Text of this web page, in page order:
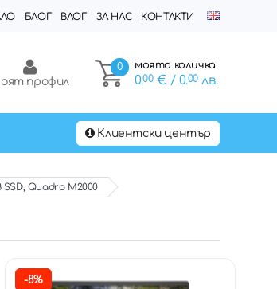
БЛОГ ВЛОГ ЗА НАС КОНТАКТИ
0 моята количка
0.00€ / 0.00лв.
профил
Клиентски център
SSD, Quadro M2000
-8%